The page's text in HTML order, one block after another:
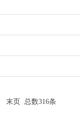
末页 总数316条